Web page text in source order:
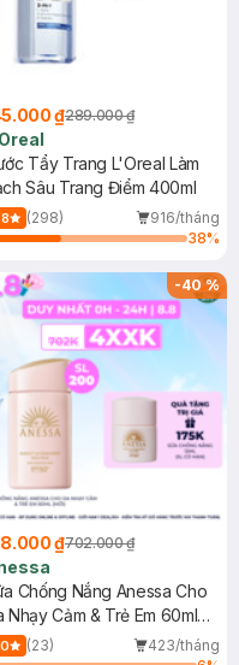
₫289.000 ₫
Tẩy Trang L'Oreal Làm
Sâu Trang Điểm 400ml
(298)
916/tháng
38%
-40%
₫702.000 ₫
Chống Nắng Anessa Cho
Nhạy Cảm & Trẻ Em 60ml
(23)
423/tháng